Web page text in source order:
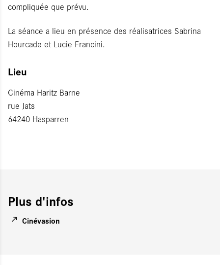
compliquée que prévu.
La séance a lieu en présence des réalisatrices Sabrina
Hourcade et Lucie Francini.
Lieu
Cinéma Haritz Barne
rue Jats
64240 Hasparren
Plus d'infos
Cinévasion